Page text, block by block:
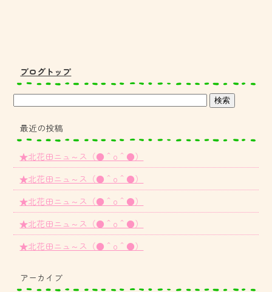
ブログトップ
最近の投稿
★北花田ニュ～ス（●＾o＾●）
★北花田ニュ～ス（●＾o＾●）
★北花田ニュ～ス（●＾o＾●）
★北花田ニュ～ス（●＾o＾●）
★北花田ニュ～ス（●＾o＾●）
アーカイブ